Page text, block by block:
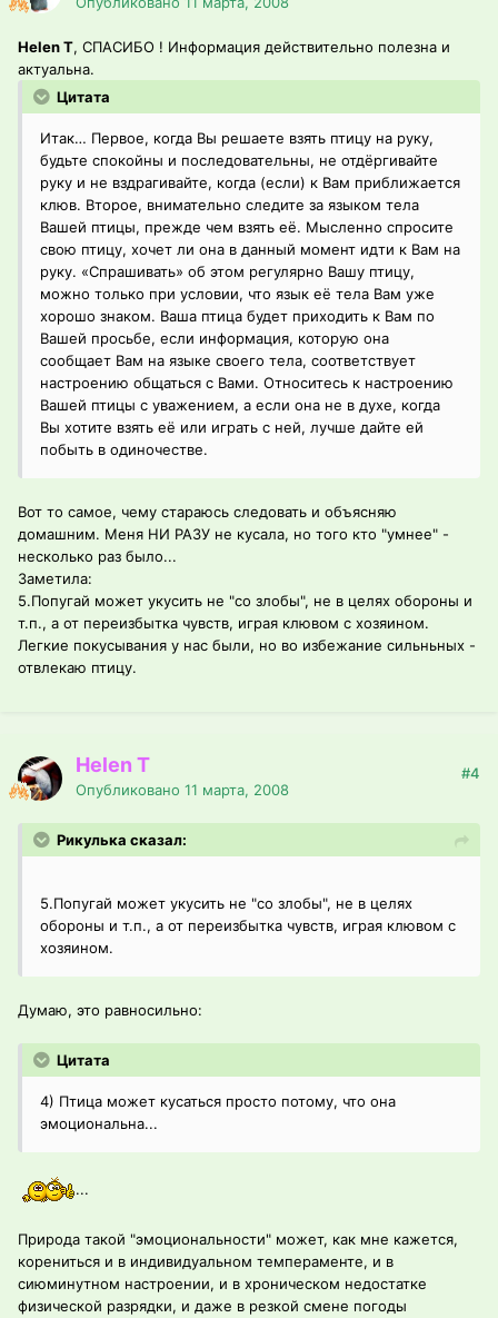
Helen T, СПАСИБО ! Информация действительно полезна и
актуальна.
Цитата
Итак… Первое, когда Вы решаете взять птицу на руку,
будьте спокойны и последовательны, не отдёргивайте
руку и не вздрагивайте, когда (если) к Вам приближается
клюв. Второе, внимательно следите за языком тела
Вашей птицы, прежде чем взять её. Мысленно спросите
свою птицу, хочет ли она в данный момент идти к Вам на
руку. «Спрашивать» об этом регулярно Вашу птицу,
можно только при условии, что язык её тела Вам уже
хорошо знаком. Ваша птица будет приходить к Вам по
Вашей просьбе, если информация, которую она
сообщает Вам на языке своего тела, соответствует
настроению общаться с Вами. Относитесь к настроению
Вашей птицы с уважением, а если она не в духе, когда
Вы хотите взять её или играть с ней, лучше дайте ей
побыть в одиночестве.
Вот то самое, чему стараюсь следовать и объясняю
домашним. Меня НИ РАЗУ не кусала, но того кто "умнее" -
несколько раз было...
Заметила:
5.Попугай может укусить не "со злобы", не в целях обороны и
т.п., а от переизбытка чувств, играя клювом с хозяином.
Легкие покусывания у нас были, но во избежание сильньных -
отвлекаю птицу.
Helen T
Опубликовано 11 марта, 2008
#4
Рикулька сказал:
5.Попугай может укусить не "со злобы", не в целях
обороны и т.п., а от переизбытка чувств, играя клювом с
хозяином.
Думаю, это равносильно:
Цитата
4) Птица может кусаться просто потому, что она
эмоциональна...
...
Природа такой "эмоциональности" может, как мне кажется,
корениться и в индивидуальном темпераменте, и в
сиюминутном настроении, и в хроническом недостатке
физической разрядки, и даже в резкой смене погоды